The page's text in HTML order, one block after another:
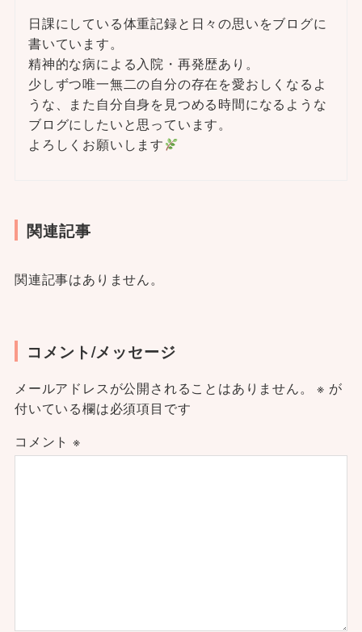
日課にしている体重記録と日々の思いをブログに
書いています。
精神的な病による入院・再発歴あり。
少しずつ唯一無二の自分の存在を愛おしくなるよ
うな、また自分自身を見つめる時間になるような
ブログにしたいと思っています。
よろしくお願いします
関連記事
関連記事はありません。
コメント/メッセージ
メールアドレスが公開されることはありません。 ※ が
付いている欄は必須項目です
コメント ※